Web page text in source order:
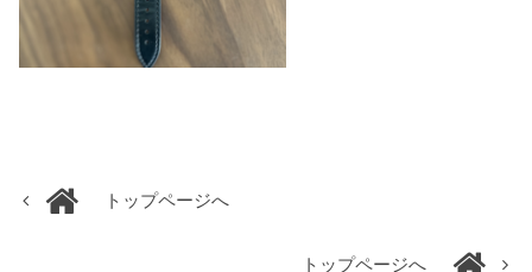
トップページへ
トップページへ